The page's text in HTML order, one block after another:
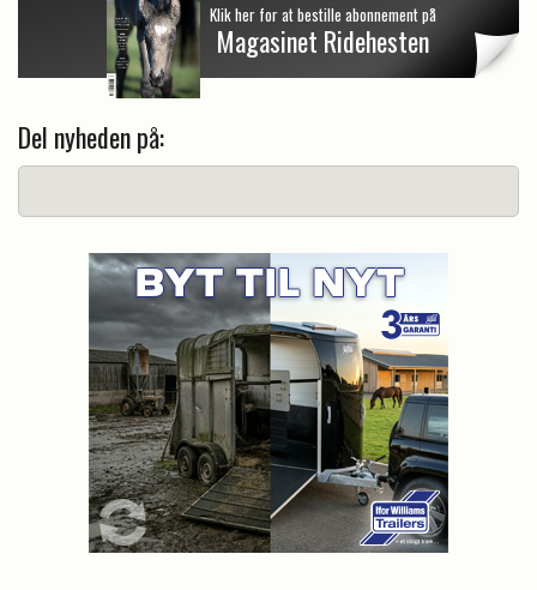
Klik her for at bestille abonnement på
Magasinet Ridehesten
Del nyheden på: